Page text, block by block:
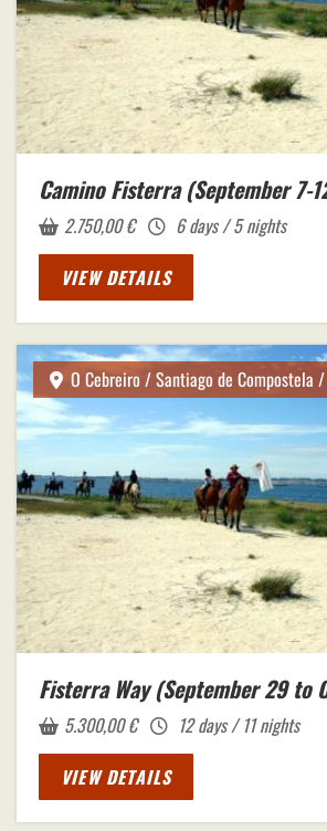
Camino Fisterra (September 7-
2.750,00€
6 days / 5 nights
VIEW DETAILS
O Cebreiro / Santiago de Compostela
Fisterra Way (September 29 to
5.300,00€
12 days / 11 nights
VIEW DETAILS